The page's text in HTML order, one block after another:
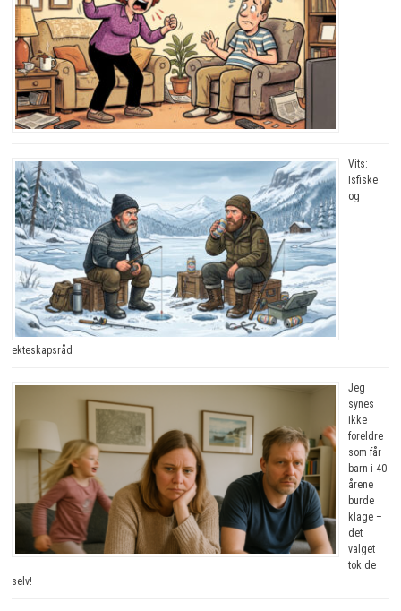
Vits:
Isfiske
og
ekteskapsråd
Jeg
synes
ikke
foreldre
som får
barn i 40-
årene
burde
klage –
det
valget
tok de
selv!